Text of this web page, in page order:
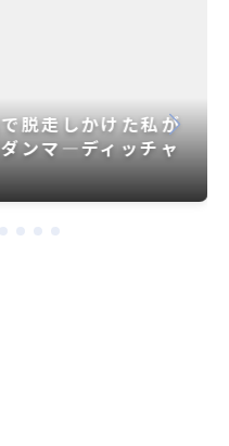
脱走しかけた私が
ンマ―ディッチャ